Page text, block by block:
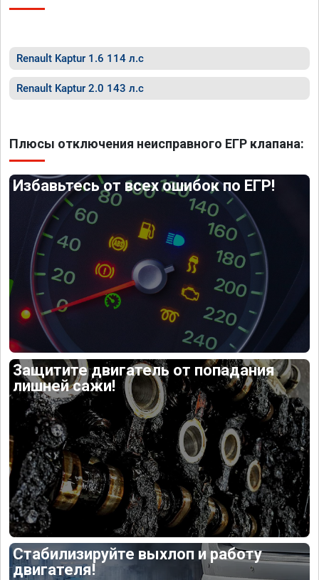
Renault Kaptur 1.6 114 л.с
Renault Kaptur 2.0 143 л.с
Плюсы отключения неисправного ЕГР клапана:
Избавьтесь от всех ошибок по ЕГР!
Защитите двигатель от попадания
лишней сажи!
Стабилизируйте выхлоп и работу
двигателя!